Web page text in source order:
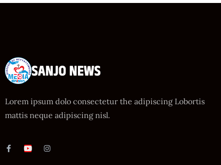
Lorem ipsum dolo consectetur the adipiscing Lobortis
mattis neque adipiscing nisl.